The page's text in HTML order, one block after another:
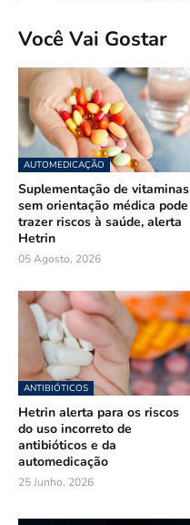
Você Vai Gostar
AUTOMEDICAÇÃO
Suplementação de vitaminas
sem orientação médica pode
trazer riscos à saúde, alerta
Hetrin
05 Agosto, 2026
ANTIBIÓTICOS
Hetrin alerta para os riscos
do uso incorreto de
antibióticos e da
automedicação
25 Junho, 2026